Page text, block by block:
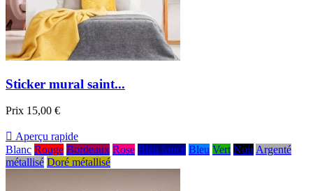
Sticker mural saint...
Prix 15,00 €
 Aperçu rapide
Blanc Rouge Bordeaux Rose Bleu foncé Bleu Vert NoirArgenté
métallisé Doré métallisé